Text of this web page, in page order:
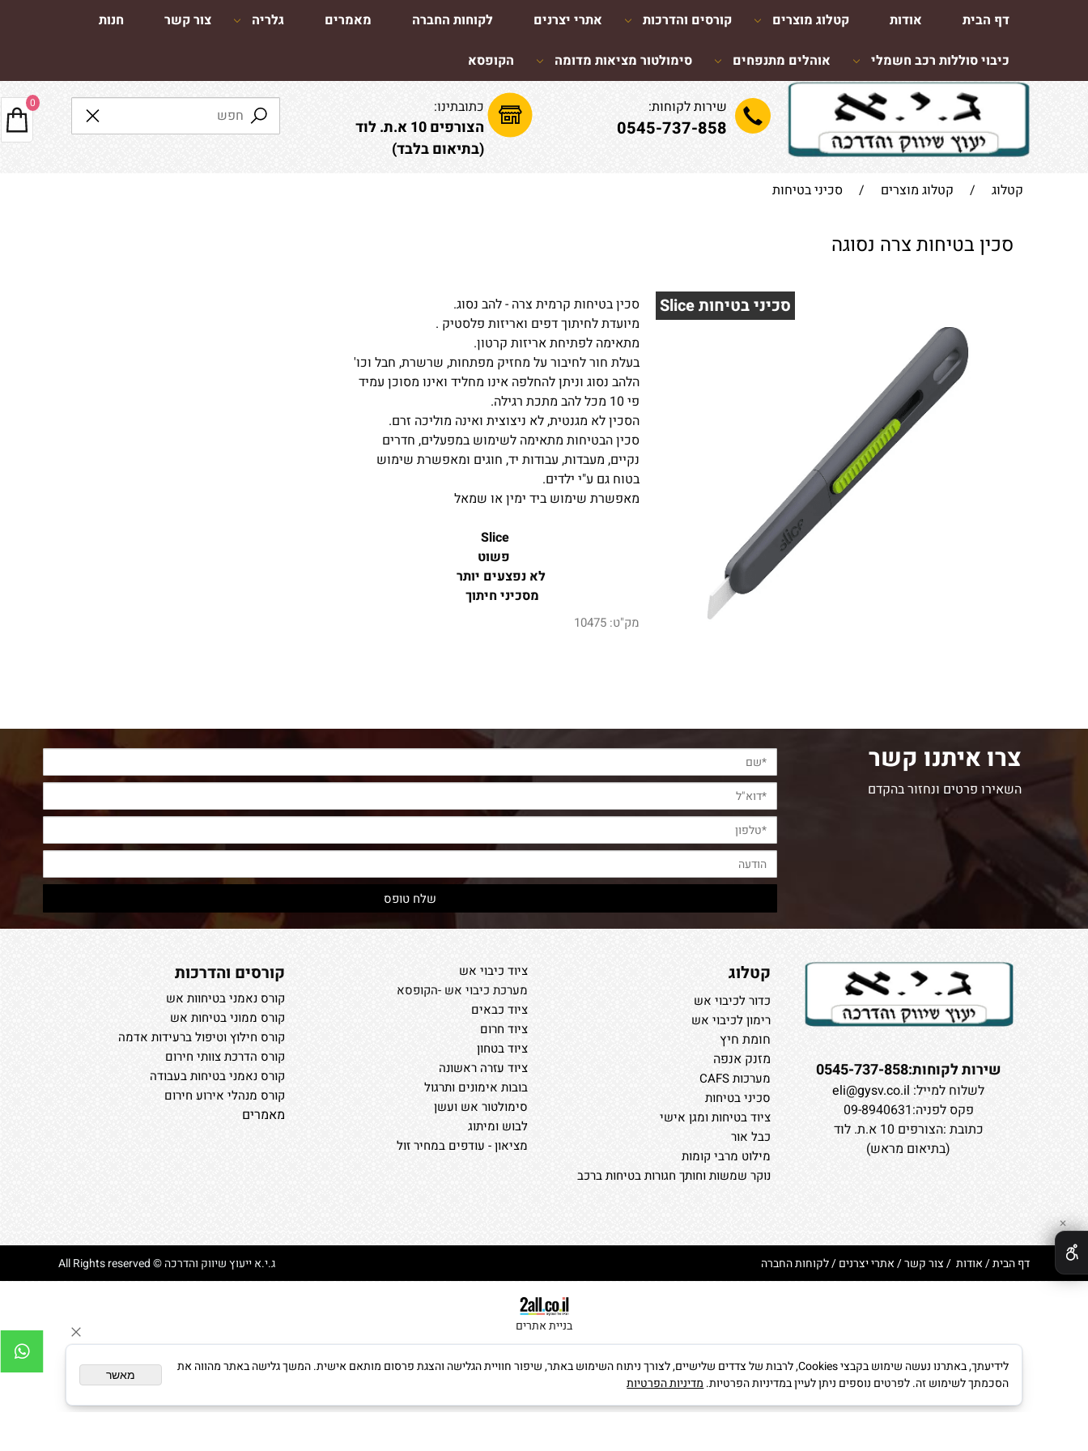
שירות לקוחות:
0545-737-858
כתובתינו:
הצורפים 10 א.ת. לוד
(בתיאום בלבד)
דף הבית אודות קטלוג מוצרים קורסים והדרכות אתרי יצרנים לקוחות החברה מאמרים גלריה צור קשר חנות
כיבוי סוללות רכב חשמלי אוהלים מתנפחים סימולטור מציאות מדומה הקופסא
קטלוג / קטלוג מוצרים / סכיני בטיחות
סכין בטיחות צרה נסוגה
סכיני בטיחות Slice
סכין בטיחות קרמית צרה - להב נסוג.
מיועדת לחיתוך דפים ואריזות פלסטיק .
מתאימה לפתיחת אריזות קרטון.
בעלת חור לחיבור על מחזיק מפתחות, שרשרת, חבל וכו'
הלהב נסוג וניתן להחלפה אינו מחליד ואינו מסוכן עמיד
פי 10 מכל להב מתכת רגילה.
הסכין לא מגנטית, לא ניצוצית ואינה מוליכה זרם.
סכין הבטיחות מתאימה לשימוש במפעלים, חדרים
נקיים, מעבדות, עבודות יד, חוגים ומאפשרת שימוש
בטוח גם ע"י ילדים.
מאפשרת שימוש ביד ימין או שמאל
Slice
פשוט
לא נפצעים יותר
מסכיני חיתוך
מק"ט: 10475
0
צרו איתנו קשר
השאירו פרטים ונחזור בהקדם
שירות לקוחות:0545-737-858
לשלוח למייל: eli@gysv.co.il
פקס לפניה:09-8940631
כתובת :הצורפים 10 א.ת. לוד
(בתיאום מראש)
קטלוג
כדור לכיבוי אש
רימון לכיבוי אש
חומת חיץ
מזנק אנפה
מערכות CAFS
סכיני בטיחות
ציוד בטיחות ומגן אישי
כבל אור
מילוט מרבי קומות
נוקר שמשות וחותך חגורות בטיחות ברכב
ציוד כיבוי אש
מערכת כיבוי אש -הקופסא
ציוד כבאים
ציוד חרום
ציוד בטחון
ציוד עזרה ראשונה
בובות אימונים ותרגול
סימולטור אש ועשן
לבוש ומיתוג
מציאון - עודפים במחיר זול
קורסים והדרכות
קורס נאמני בטיחוות אש
קורס ממוני בטיחות אש
קורס חילוץ וטיפול ברעידות אדמה
קורס הדרכת צוותי חירום
קורס נאמני בטיחות בעבודה
קורס מנהלי אירוע חירום
מאמרים
דף הבית/אודות /צור קשר/אתרי יצרנים/לקוחות החברה ג.י.א ייעוץ שיווק והדרכה © All Rights reserved
בניית אתרים
✕
לידיעתך, באתרנו נעשה שימוש בקבצי Cookies, לרבות של צדדים שלישיים, לצורך ניתוח השימוש באתר, שיפור חוויית הגלישה והצגת פרסום מותאם אישית. המשך גלישה באתר מהווה את
הסכמתך לשימוש זה. לפרטים נוספים ניתן לעיין במדיניות הפרטיות. מדיניות הפרטיות מאשר